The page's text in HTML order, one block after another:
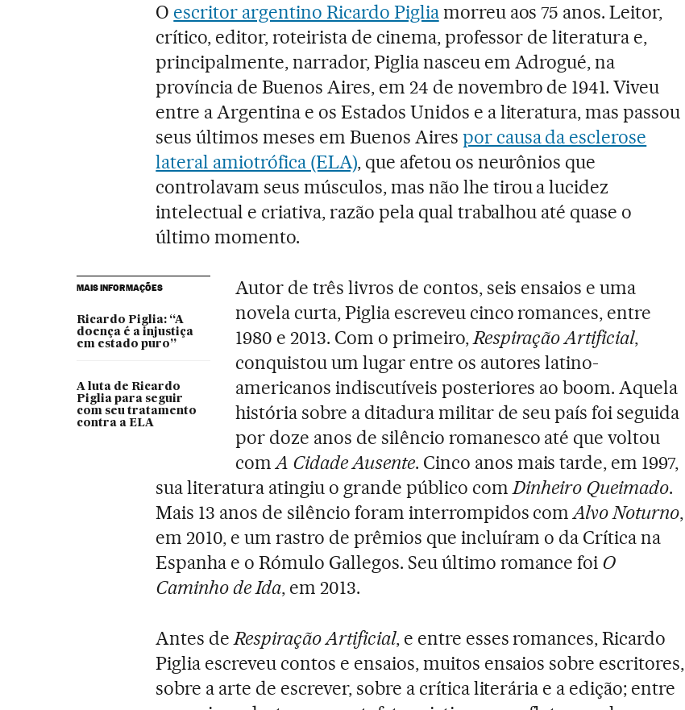
O escritor argentino Ricardo Pigliamorreu aos 75 anos. Leitor,
crítico, editor, roteirista de cinema, professor de literatura e,
principalmente, narrador, Piglia nasceu em Adrogué, na
província de Buenos Aires, em 24 de novembro de 1941. Viveu
entre a Argentina e os Estados Unidos e a literatura, mas passou
seus últimos meses em Buenos Aires por causa da esclerose
lateral amiotrófica (ELA), que afetou os neurônios que
controlavam seus músculos, mas não lhe tirou a lucidez
intelectual e criativa, razão pela qual trabalhou até quase o
último momento.
MAIS INFORMAÇÕES
Ricardo Piglia: “A
doença é a injustiça
em estado puro”
A luta de Ricardo
Piglia para seguir
com seu tratamento
contra a ELA
Autor de três livros de contos, seis ensaios e uma
novela curta, Piglia escreveu cinco romances, entre
1980 e 2013. Com o primeiro,Respiração Artificial,
conquistou um lugar entre os autores latino-
americanos indiscutíveis posteriores ao boom. Aquela
história sobre a ditadura militar de seu país foi seguida
por doze anos de silêncio romanesco até que voltou
comA Cidade Ausente. Cinco anos mais tarde, em 1997,
sua literatura atingiu o grande público comDinheiro Queimado.
Mais 13 anos de silêncio foram interrompidos comAlvo Noturno,
em 2010, e um rastro de prêmios que incluíram o da Crítica na
Espanha e o Rómulo Gallegos. Seu último romance foi O
Caminho de Ida, em 2013.
Antes deRespiração Artificial, e entre esses romances, Ricardo
Piglia escreveu contos e ensaios, muitos ensaios sobre escritores,
sobre a arte de escrever, sobre a crítica literária e a edição; entre